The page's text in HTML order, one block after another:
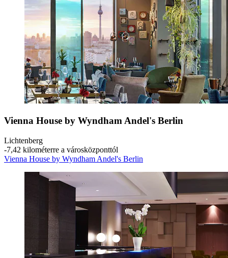
Vienna House by Wyndham Andel's Berlin
Lichtenberg
‐7,42 kilométerre a városközponttól
Vienna House by Wyndham Andel's Berlin